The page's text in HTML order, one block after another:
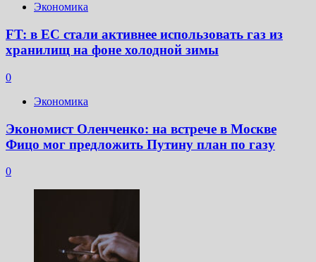
Экономика
FT: в ЕС стали активнее использовать газ из
хранилищ на фоне холодной зимы
0
Экономика
Экономист Оленченко: на встрече в Москве
Фицо мог предложить Путину план по газу
0